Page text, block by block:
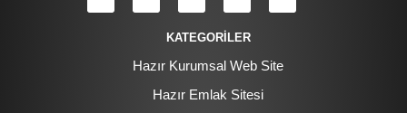
KATEGORİLER
Hazır Kurumsal Web Site
Hazır Emlak Sitesi